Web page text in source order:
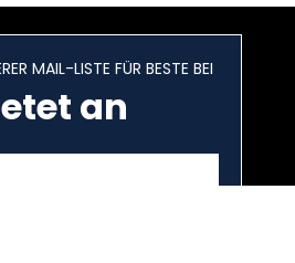
MAIL-LISTE FÜR BESTE BEI
an